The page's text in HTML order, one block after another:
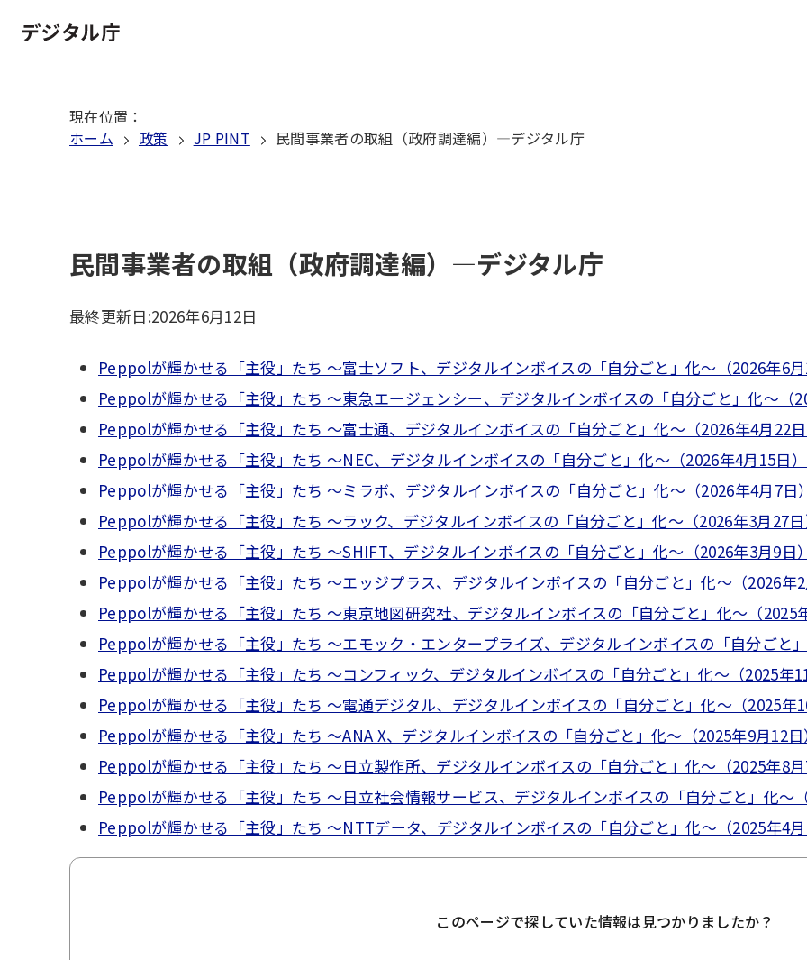
文
現在位置 ：
ホーム
政策 JP PINT 民間事業者の取組（政府調達編）―デジタル庁
民間事業者の取組（政府調達編）―デジタル庁
最終更新日:2026年6月12日
Peppolが輝かせる「主役」たち ～富士ソフト、デジタルインボイスの「自分ごと」化～（2026年6月
Peppolが輝かせる「主役」たち ～東急エージェンシー、デジタルインボイスの「自分ごと」化～（
Peppolが輝かせる「主役」たち ～富士通、デジタルインボイスの「自分ごと」化～（2026年4月22日
Peppolが輝かせる「主役」たち ～NEC、デジタルインボイスの「自分ごと」化～（2026年4月15日）
Peppolが輝かせる「主役」たち ～ミラボ、デジタルインボイスの「自分ごと」化～（2026年4月7日
Peppolが輝かせる「主役」たち ～ラック、デジタルインボイスの「自分ごと」化～（2026年3月27日
Peppolが輝かせる「主役」たち ～SHIFT、デジタルインボイスの「自分ごと」化～（2026年3月9日
Peppolが輝かせる「主役」たち ～エッジプラス、デジタルインボイスの「自分ごと」化～（2026年2
Peppolが輝かせる「主役」たち ～東京地図研究社、デジタルインボイスの「自分ごと」化～（2025
Peppolが輝かせる「主役」たち ～エモック・エンタープライズ、デジタルインボイスの「自分ごと
Peppolが輝かせる「主役」たち ～コンフィック、デジタルインボイスの「自分ごと」化～（2025年
Peppolが輝かせる「主役」たち ～電通デジタル、デジタルインボイスの「自分ごと」化～（2025年
Peppolが輝かせる「主役」たち ～ANA X、デジタルインボイスの「自分ごと」化～（2025年9月12日
Peppolが輝かせる「主役」たち ～日立製作所、デジタルインボイスの「自分ごと」化～（2025年8月
Peppolが輝かせる「主役」たち ～日立社会情報サービス、デジタルインボイスの「自分ごと」化～
Peppolが輝かせる「主役」たち ～NTTデータ、デジタルインボイスの「自分ごと」化～（2025年4月
このページで探していた情報は見つかりましたか？